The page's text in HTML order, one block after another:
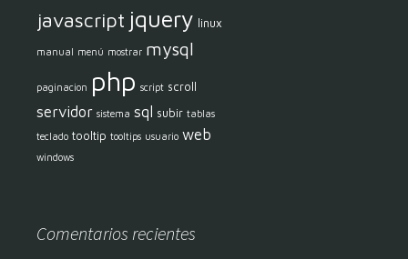
javascript jquery linux
manual menú mostrar mysql
paginacion php script scroll
servidor sistema sql subir tablas
teclado tooltip tooltips usuario web
windows
Comentarios recientes